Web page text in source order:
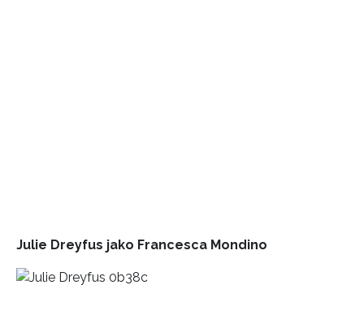
Julie Dreyfus jako Francesca Mondino